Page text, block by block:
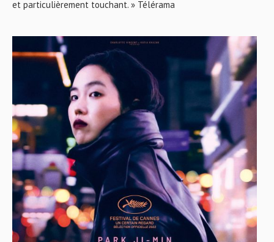
et particulièrement touchant. » Télérama